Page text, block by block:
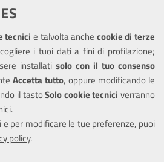
tecnicie talvolta anche cookie di terze
i tuoi dati a fini di profilazione;
installati solo con il tuo consenso
Accetta tutto, oppure modificando le
il tastoSolo cookie tecnici verranno
per modificare le tue preferenze, puoi
policy.
del sito